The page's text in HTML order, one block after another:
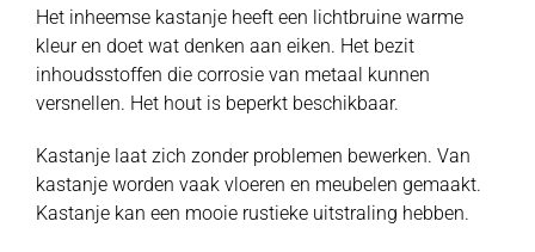
Het inheemse kastanje heeft een lichtbruine warme
kleur en doet wat denken aan eiken. Het bezit
inhoudsstoffen die corrosie van metaal kunnen
versnellen. Het hout is beperkt beschikbaar.
Kastanje laat zich zonder problemen bewerken. Van
kastanje worden vaak vloeren en meubelen gemaakt.
Kastanje kan een mooie rustieke uitstraling hebben.